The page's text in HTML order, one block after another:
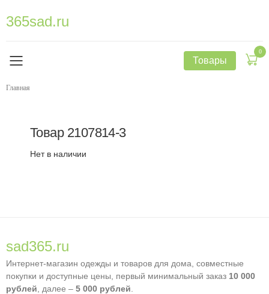
365sad.ru
Товары
0
Главная
Товар 2107814-3
Нет в наличии
sad365.ru
Интернет-магазин одежды и товаров для дома, совместные
покупки и доступные цены, первый минимальный заказ 10 000
рублей , далее – 5 000 рублей